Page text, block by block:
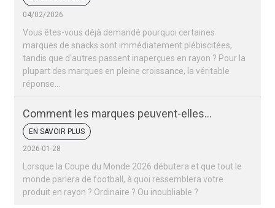
04/02/2026
Vous êtes-vous déjà demandé pourquoi certaines
marques de snacks sont immédiatement plébiscitées,
tandis que d'autres passent inaperçues en rayon ? Pour la
plupart des marques en pleine croissance, la véritable
réponse…
Comment les marques peuvent-elles
remporter un succès retentissant lors de la
Coupe du monde 2026 ?
EN SAVOIR PLUS
2026-01-28
Lorsque la Coupe du Monde 2026 débutera et que tout le
monde parlera de football, à quoi ressemblera votre
produit en rayon ? Ordinaire ? Ou inoubliable ?